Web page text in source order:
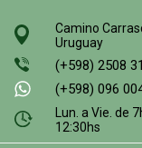
Camino
Uruguay
(+598) 2508
(+598) 096
Lun. a Vie. de
12:30hs